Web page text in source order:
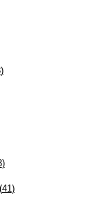
)
)
41)